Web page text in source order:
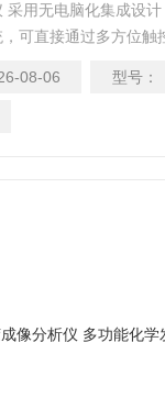
采用无电脑化集成设
可直接通过多方位触
08-06 型号：